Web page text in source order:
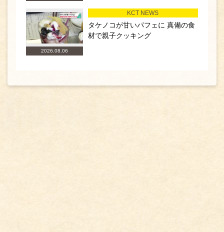
2026.08.06
KCT NEWS
タケノコが甘いパフェに 真備の食
材で親子クッキング